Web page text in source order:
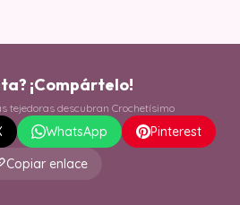
¡Compártelo!
tejedoras descubran Crochetísimo
WhatsApp
Pinterest
Copiar enlace